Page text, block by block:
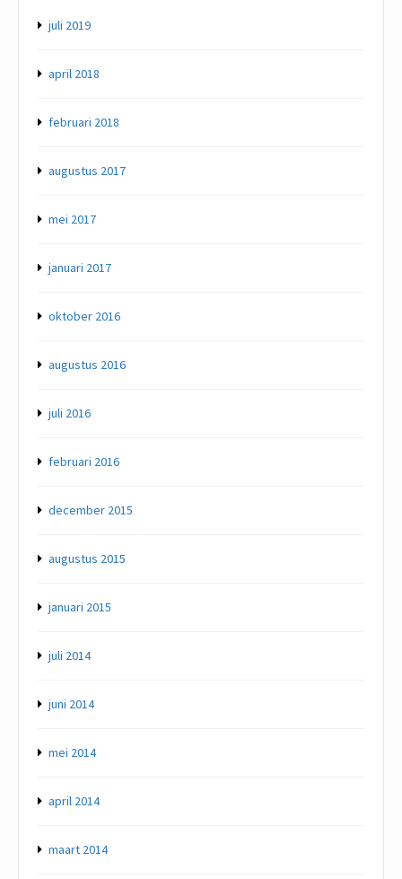
juli 2019
april 2018
februari 2018
augustus 2017
mei 2017
januari 2017
oktober 2016
augustus 2016
juli 2016
februari 2016
december 2015
augustus 2015
januari 2015
juli 2014
juni 2014
mei 2014
april 2014
maart 2014